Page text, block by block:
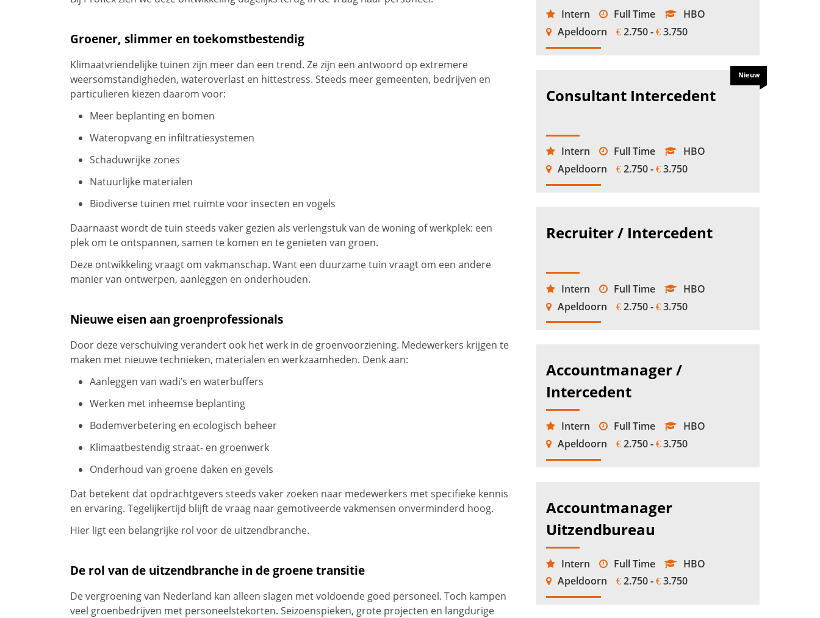
Groener, slimmer en toekomstbestendig
Klimaatvriendelijke tuinen zijn meer dan een trend. Ze zijn een antwoord op extremere
weersomstandigheden, wateroverlast en hittestress. Steeds meer gemeenten, bedrijven en
particulieren kiezen daarom voor:
Meer beplanting en bomen
Wateropvang en infiltratiesystemen
Schaduwrijke zones
Natuurlijke materialen
Biodiverse tuinen met ruimte voor insecten en vogels
Daarnaast wordt de tuin steeds vaker gezien als verlengstuk van de woning of werkplek: een
plek om te ontspannen, samen te komen en te genieten van groen.
Deze ontwikkeling vraagt om vakmanschap. Want een duurzame tuin vraagt om een andere
manier van ontwerpen, aanleggen en onderhouden.
Nieuwe eisen aan groenprofessionals
Door deze verschuiving verandert ook het werk in de groenvoorziening. Medewerkers krijgen te
maken met nieuwe technieken, materialen en werkzaamheden. Denk aan:
Aanleggen van wadi’s en waterbuffers
Werken met inheemse beplanting
Bodemverbetering en ecologisch beheer
Klimaatbestendig straat- en groenwerk
Onderhoud van groene daken en gevels
Dat betekent dat opdrachtgevers steeds vaker zoeken naar medewerkers met specifieke kennis
en ervaring. Tegelijkertijd blijft de vraag naar gemotiveerde vakmensen onverminderd hoog.
Hier ligt een belangrijke rol voor de uitzendbranche.
De rol van de uitzendbranche in de groene transitie
De vergroening van Nederland kan alleen slagen met voldoende goed personeel. Toch kampen
veel groenbedrijven met personeelstekorten. Seizoenspieken, grote projecten en langdurige
Intern Full Time
HBO
Apeldoorn
€ 2.750 - € 3.750
Consultant Intercedent
Intern Full Time
HBO
Apeldoorn
€ 2.750 - € 3.750
Nieuw
Recruiter / Intercedent
Intern Full Time
HBO
Apeldoorn
€ 2.750 - € 3.750
Accountmanager /
Intercedent
Intern Full Time
HBO
Apeldoorn
€ 2.750 - € 3.750
Accountmanager
Uitzendbureau
Intern Full Time
HBO
Apeldoorn
€ 2.750 - € 3.750